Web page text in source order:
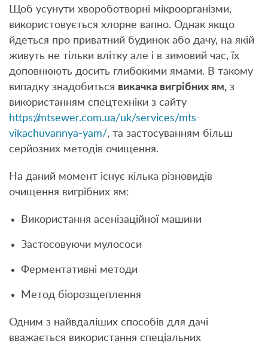
Щоб усунути хвороботворні мікроорганізми,
використовується хлорне вапно. Однак якщо
йдеться про приватний будинок або дачу, на якій
живуть не тільки влітку але і в зимовий час, їх
доповнюють досить глибокими ямами. В такому
випадку знадобиться викачка вигрібних ям, з
використанням спецтехніки з сайту
https://mtsewer.com.ua/uk/services/mts-
vikachuvannya-yam/, та застосуванням більш
серйозних методів очищення.
На даний момент існує кілька різновидів
очищення вигрібних ям:
Використання асенізаційної машини
Застосовуючи мулососи
Ферментативні методи
Метод біорозщеплення
Одним з найвдаліших способів для дачі
вважається використання спеціальних